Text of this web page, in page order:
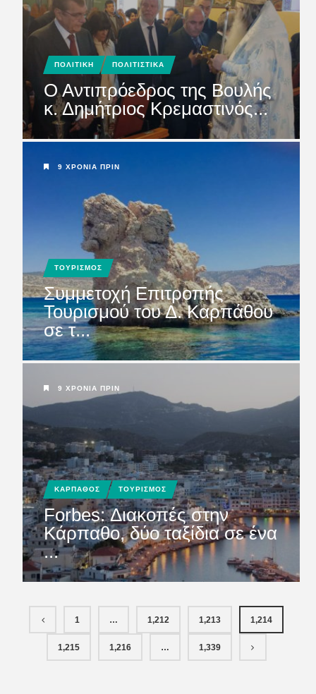
ΠΟΛΙΤΙΚΗ ΠΟΛΙΤΙΣΤΙΚΑ
Ο Αντιπρόεδρος της Βουλής
κ. Δημήτριος Κρεμαστινός...
9 ΧΡΌΝΙΑ ΠΡΙΝ
ΤΟΥΡΙΣΜΟΣ
Συμμετοχή Επιτροπής
Τουρισμού του Δ. Καρπάθου
σε τ...
9 ΧΡΌΝΙΑ ΠΡΙΝ
ΚΑΡΠΑΘΟΣ ΤΟΥΡΙΣΜΟΣ
Forbes: Διακοπές στην
Κάρπαθο, δύο ταξίδια σε ένα
...
1 … 1,212 1,213 1,214
1,215 1,216 … 1,339